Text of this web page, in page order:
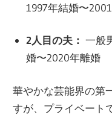
1997年結婚〜
2人目の夫： 一般
婚〜2020年離婚
華やかな芸能界の第
すが、プライベート